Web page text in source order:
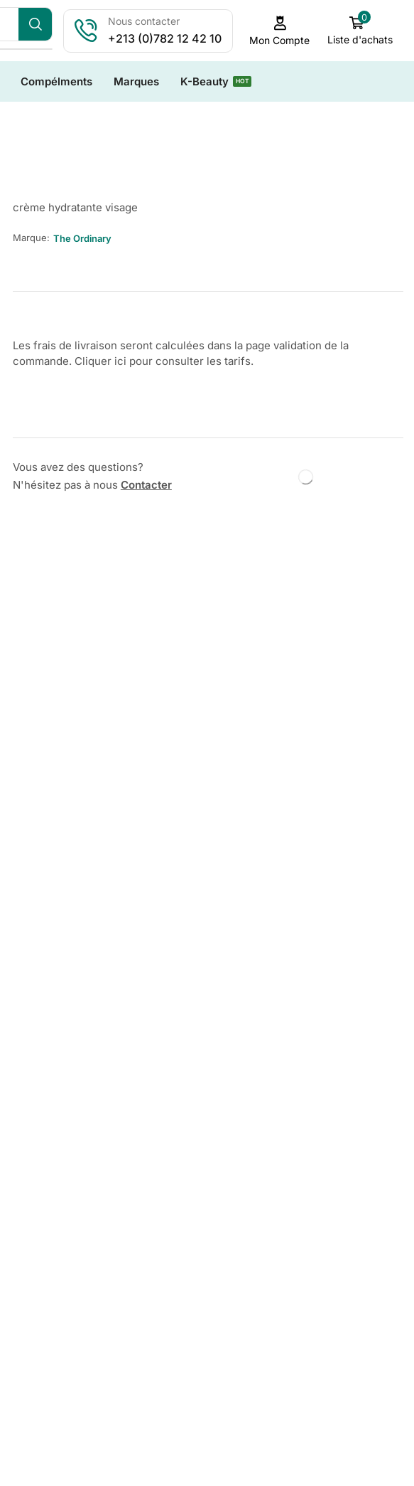
Nous contacter
+213 (0)782 12 42 10 Mon Compte
0
Liste d'achats
Compélments Marques K-Beauty HOT
crème hydratante visage
Marque: The Ordinary
Les frais de livraison seront calculées dans la page validation de la
commande. Cliquer ici pour consulter les tarifs.
Vous avez des questions?
N'hésitez pas à nous Contacter